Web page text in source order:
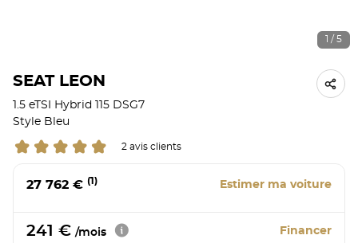
1 / 5
SEAT LEON
1.5 eTSI Hybrid 115 DSG7
Style Bleu
2 avis clients
27 762 € (1) Estimer ma voiture
241 € /mois Financer